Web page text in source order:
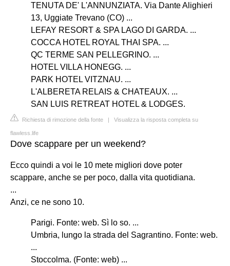
TENUTA DE' L'ANNUNZIATA. Via Dante Alighieri
13, Uggiate Trevano (CO) ...
LEFAY RESORT & SPA LAGO DI GARDA. ...
COCCA HOTEL ROYAL THAI SPA. ...
QC TERME SAN PELLEGRINO. ...
HOTEL VILLA HONEGG. ...
PARK HOTEL VITZNAU. ...
L'ALBERETA RELAIS & CHATEAUX. ...
SAN LUIS RETREAT HOTEL & LODGES.
Richiesta di rimozione della fonte | Visualizza la risposta completa su
flawless.life
Dove scappare per un weekend?
Ecco quindi a voi le 10 mete migliori dove poter
scappare, anche se per poco, dalla vita quotidiana.
...
Anzi, ce ne sono 10.
Parigi. Fonte: web. Sì lo so. ...
Umbria, lungo la strada del Sagrantino. Fonte: web.
...
Stoccolma. (Fonte: web) ...